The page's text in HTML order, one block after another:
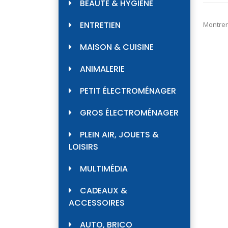
BEAUTÉ & HYGIÈNE
ENTRETIEN
MAISON & CUISINE
ANIMALERIE
PETIT ÉLECTROMÉNAGER
GROS ÉLECTROMÉNAGER
PLEIN AIR, JOUETS &
LOISIRS
MULTIMÉDIA
CADEAUX &
ACCESSOIRES
AUTO, BRICO